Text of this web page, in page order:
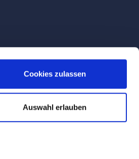
Cookies zulassen
Auswahl erlauben
Mehrwertsteuer.